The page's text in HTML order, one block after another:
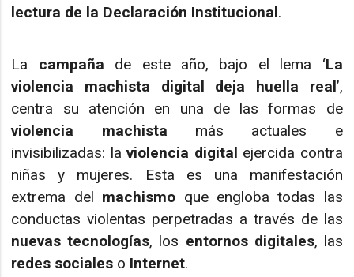
lectura de la Declaración Institucional.
La campaña de este año, bajo el lema ‘La
violencia machista digital deja huella real’,
centra su atención en una de las formas de
violencia machista más actuales e
invisibilizadas: laviolencia digital ejercida contra
niñas y mujeres. Esta es una manifestación
extrema del machismo que engloba todas las
conductas violentas perpetradas a través de las
nuevas tecnologías, los entornos digitales, las
redes sociales o Internet.